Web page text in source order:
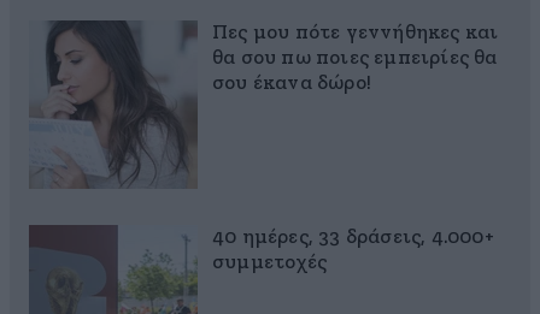
Πες μου πότε γεννήθηκες και
θα σου πω ποιες εμπειρίες θα
σου έκανα δώρο!
40 ημέρες, 33 δράσεις, 4.000+
συμμετοχές